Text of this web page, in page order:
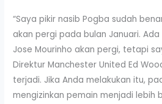
“Saya pikir nasib Pogba sudah
akan pergi pada bulan Januari.
Jose Mourinho akan pergi, tetapi
Direktur Manchester United Ed
terjadi. Jika Anda melakukan itu,
mengizinkan pemain menjadi lebih